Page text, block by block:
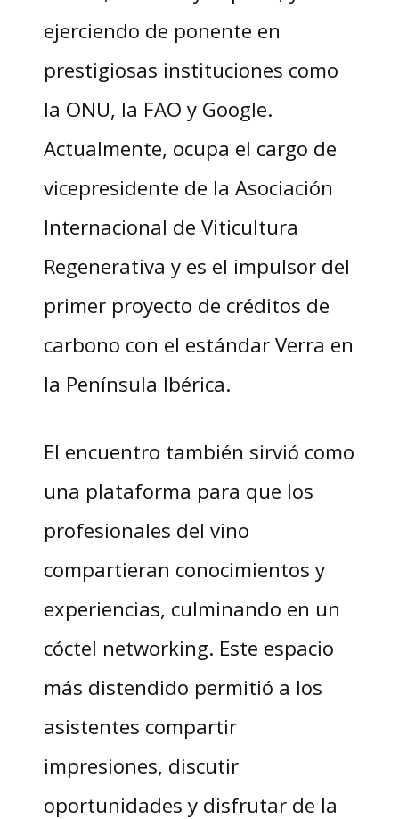
ejerciendo de ponente en
prestigiosas instituciones como
la ONU, la FAO y Google.
Actualmente, ocupa el cargo de
vicepresidente de la Asociación
Internacional de Viticultura
Regenerativa y es el impulsor del
primer proyecto de créditos de
carbono con el estándar Verra en
la Península Ibérica.
El encuentro también sirvió como
una plataforma para que los
profesionales del vino
compartieran conocimientos y
experiencias, culminando en un
cóctel networking. Este espacio
más distendido permitió a los
asistentes compartir
impresiones, discutir
oportunidades y disfrutar de la